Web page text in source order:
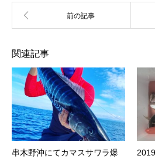
関連記事
串木野沖にてカマスサワラ爆